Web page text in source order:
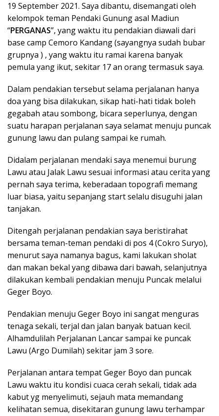
19 September 2021. Saya dibantu, disemangati oleh
kelompok teman Pendaki Gunung asal Madiun
“PERGANAS”, yang waktu itu pendakian diawali dari
base camp Cemoro Kandang (sayangnya sudah bubar
grupnya ) , yang waktu itu ramai karena banyak
pemula yang ikut, sekitar 17 an orang termasuk saya.
Dalam pendakian tersebut selama perjalanan hanya
doa yang bisa dilakukan, sikap hati-hati tidak boleh
gegabah atau sombong, bicara seperlunya, dengan
suatu harapan perjalanan saya selamat menuju puncak
gunung lawu dan pulang sampai ke rumah.
Didalam perjalanan mendaki saya menemui burung
Lawu atau Jalak Lawu sesuai informasi atau cerita yang
pernah saya terima, keberadaan topografi memang
luar biasa, yaitu sepanjang start selalu disuguhi jalan
tanjakan.
Ditengah perjalanan pendakian saya beristirahat
bersama teman-teman pendaki di pos 4 (Cokro Suryo),
menurut saya namanya bagus, kami lakukan sholat
dan makan bekal yang dibawa dari bawah, selanjutnya
dilakukan kembali pendakian menuju Puncak melalui
Geger Boyo.
Pendakian menuju Geger Boyo ini sangat menguras
tenaga sekali, terjal dan jalan banyak batuan kecil.
Alhamdulilah Perjalanan Lancar sampai ke puncak
Lawu (Argo Dumilah) sekitar jam 3 sore.
Perjalanan antara tempat Geger Boyo dan puncak
Lawu waktu itu kondisi cuaca cerah sekali, tidak ada
kabut yg menyelimuti, sejauh mata memandang
kelihatan semua, disekitaran gunung lawu terhampar